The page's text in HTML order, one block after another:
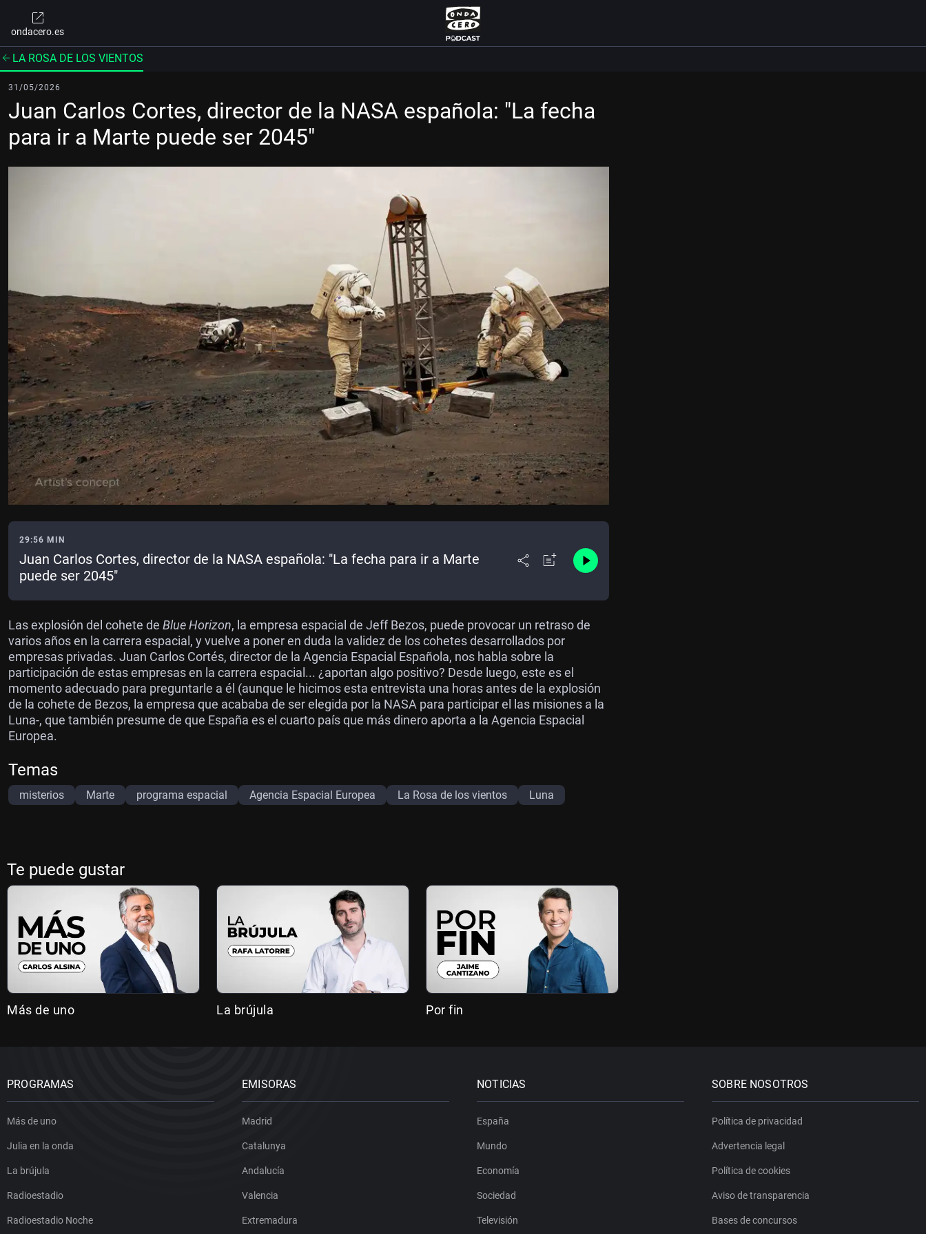
ondacero.es
LA ROSA DE LOS VIENTOS
31/05/2026
Juan Carlos Cortes, director de la NASA española: "La fecha
para ir a Marte puede ser 2045"
29:56 MIN
Juan Carlos Cortes, director de la NASA española: "La fecha para ir a Marte
puede ser 2045"
Las explosión del cohete de Blue Horizon, la empresa espacial de Jeff Bezos, puede provocar un retraso de
varios años en la carrera espacial, y vuelve a poner en duda la validez de los cohetes desarrollados por
empresas privadas. Juan Carlos Cortés, director de la Agencia Espacial Española, nos habla sobre la
participación de estas empresas en la carrera espacial... ¿aportan algo positivo? Desde luego, este es el
momento adecuado para preguntarle a él (aunque le hicimos esta entrevista una horas antes de la explosión
de la cohete de Bezos, la empresa que acababa de ser elegida por la NASA para participar el las misiones a la
Luna-, que también presume de que España es el cuarto país que más dinero aporta a la Agencia Espacial
Europea.
Temas
misterios Marte programa espacial Agencia Espacial Europea La Rosa de los vientos Luna
Te puede gustar
Más de uno La brújula Por fin
PROGRAMAS
Más de uno
Julia en la onda
La brújula
Radioestadio
Radioestadio Noche
EMISORAS
Madrid
Catalunya
Andalucía
Valencia
Extremadura
NOTICIAS
España
Mundo
Economía
Sociedad
Televisión
SOBRE NOSOTROS
Política de privacidad
Advertencia legal
Política de cookies
Aviso de transparencia
Bases de concursos